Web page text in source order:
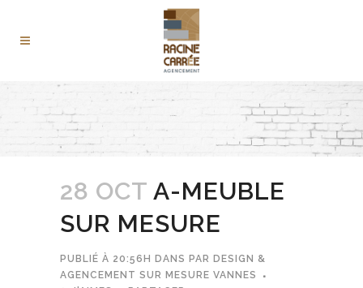
28 OCT A-MEUBLE
SUR MESURE
PUBLIÉ À 20:56H DANS PAR DESIGN &
AGENCEMENT SUR MESURE VANNES